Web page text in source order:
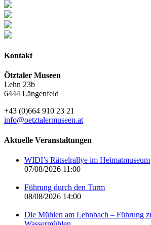
Kontakt
Ötztaler Museen
Lehn 23b
6444 Längenfeld
+43 (0)664 910 23 21
info@oetztalermuseen.at
Aktuelle Veranstaltungen
WIDI’s Rätselrallye im Heimatmuseum
07/08/2026 11:00
Führung durch den Turm
08/08/2026 14:00
Die Mühlen am Lehnbach – Führung